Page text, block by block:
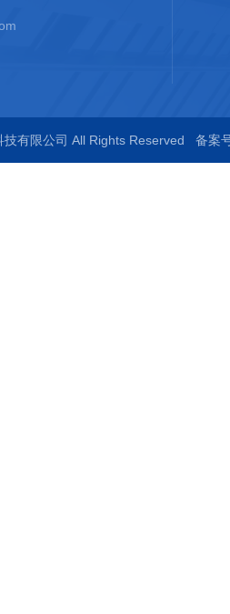
有限公司 All Rights Reserved 备案